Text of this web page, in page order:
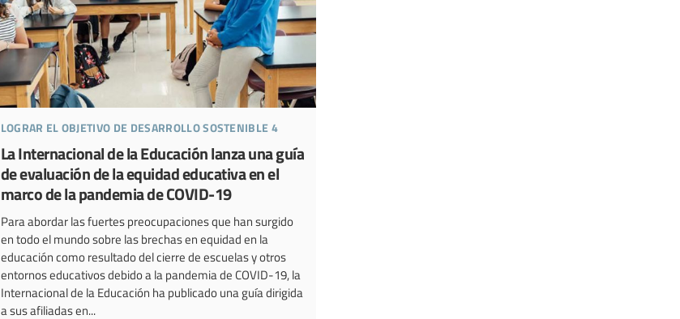
lograr el objetivo de desarrollo sostenible 4
La Internacional de la Educación lanza una guía
de evaluación de la equidad educativa en el
marco de la pandemia de COVID-19
Para abordar las fuertes preocupaciones que han surgido
en todo el mundo sobre las brechas en equidad en la
educación como resultado del cierre de escuelas y otros
entornos educativos debido a la pandemia de COVID-19, la
Internacional de la Educación ha publicado una guía dirigida
a sus afiliadas en...